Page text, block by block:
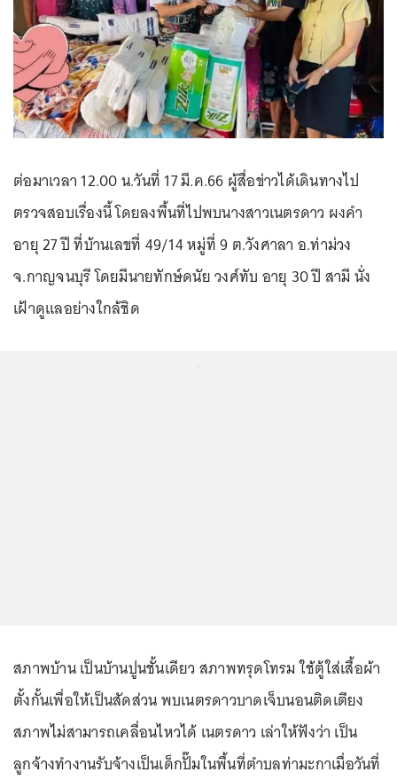
ต่อมาเวลา 12.00 น.วันที่ 17 มี.ค.66 ผู้สื่อข่าวได้เดินทางไป
ตรวจสอบเรื่องนี้ โดยลงพื้นที่ไปพบนางสาวเนตรดาว ผงคำ
อายุ 27 ปี ที่บ้านเลขที่ 49/14 หมู่ที่ 9 ต.วังศาลา อ.ท่าม่วง
จ.กาญจนบุรี โดยมีนายทักษ์ดนัย วงศ์ทับ อายุ 30 ปี สามี นั่ง
เฝ้าดูแลอย่างใกล้ชิด
สภาพบ้าน เป็นบ้านปูนชั้นเดียว สภาพทรุดโทรม ใช้ตู้ใส่เสื้อผ้า
ตั้งกั้นเพื่อให้เป็นสัดส่วน พบเนตรดาวบาดเจ็บนอนติดเตียง
สภาพไม่สามารถเคลื่อนไหวได้ เนตรดาว เล่าให้ฟังว่า เป็น
ลูกจ้างทำงานรับจ้างเป็นเด็กปั๊มในพื้นที่ตำบลท่ามะกาเมื่อวันที่